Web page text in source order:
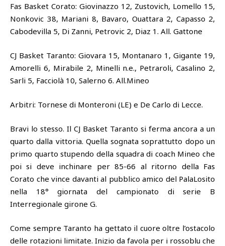
Fas Basket Corato: Giovinazzo 12, Zustovich, Lomello 15,
Nonkovic 38, Mariani 8, Bavaro, Ouattara 2, Capasso 2,
Cabodevilla 5, Di Zanni, Petrovic 2, Diaz 1. All. Gattone
CJ Basket Taranto: Giovara 15, Montanaro 1, Gigante 19,
Amorelli 6, Mirabile 2, Minelli n.e., Petraroli, Casalino 2,
Sarli 5, Facciolà 10, Salerno 6. All.Mineo
Arbitri: Tornese di Monteroni (LE) e De Carlo di Lecce.
Bravi lo stesso. Il CJ Basket Taranto si ferma ancora a un
quarto dalla vittoria. Quella sognata soprattutto dopo un
primo quarto stupendo della squadra di coach Mineo che
poi si deve inchinare per 85-66 al ritorno della Fas
Corato che vince davanti al pubblico amico del PalaLosito
nella 18° giornata del campionato di serie B
Interregionale girone G.
Come sempre Taranto ha gettato il cuore oltre l’ostacolo
delle rotazioni limitate. Inizio da favola per i rossoblu che